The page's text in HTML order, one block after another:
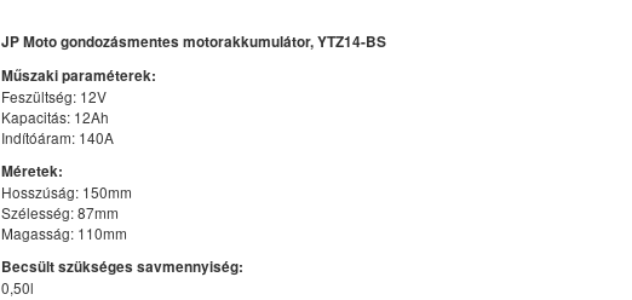
JP Moto gondozásmentes motorakkumulátor, YTZ14-BS
Műszaki paraméterek:
Feszültség: 12V
Kapacitás: 12Ah
Indítóáram: 140A
Méretek:
Hosszúság: 150mm
Szélesség: 87mm
Magasság: 110mm
Becsült szükséges savmennyiség:
0,50l